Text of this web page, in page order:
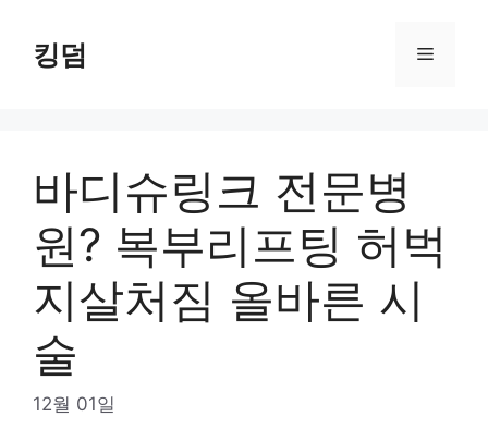
content킹덤 Menu
바디슈링크 전문병
원? 복부리프팅 허벅
지살처짐 올바른 시
술
12월 01일